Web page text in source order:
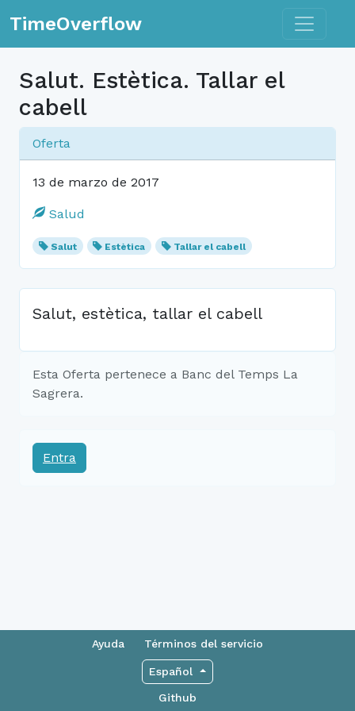
TimeOverflow Toggle
Salut. Estètica. Tallar el
cabell
Oferta
13 de marzo de 2017
Salud
Salut Estètica Tallar el cabell
Salut, estètica, tallar el cabell
Esta Oferta pertenece a Banc del Temps La
Sagrera.
Entra
Ayuda Términos del servicio
Español
Github